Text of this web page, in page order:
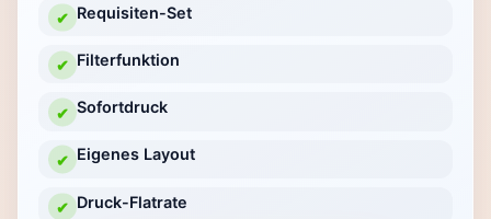
✔ Requisiten-Set
✔ Filterfunktion
✔ Sofortdruck
✔ Eigenes Layout
✔ Druck-Flatrate